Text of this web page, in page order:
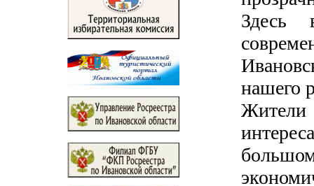
Здесь
нашего
Жители